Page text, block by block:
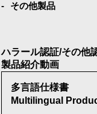
その他製品
ハラール認証/その他
製品紹介動画
多言語仕様書
Multilingual